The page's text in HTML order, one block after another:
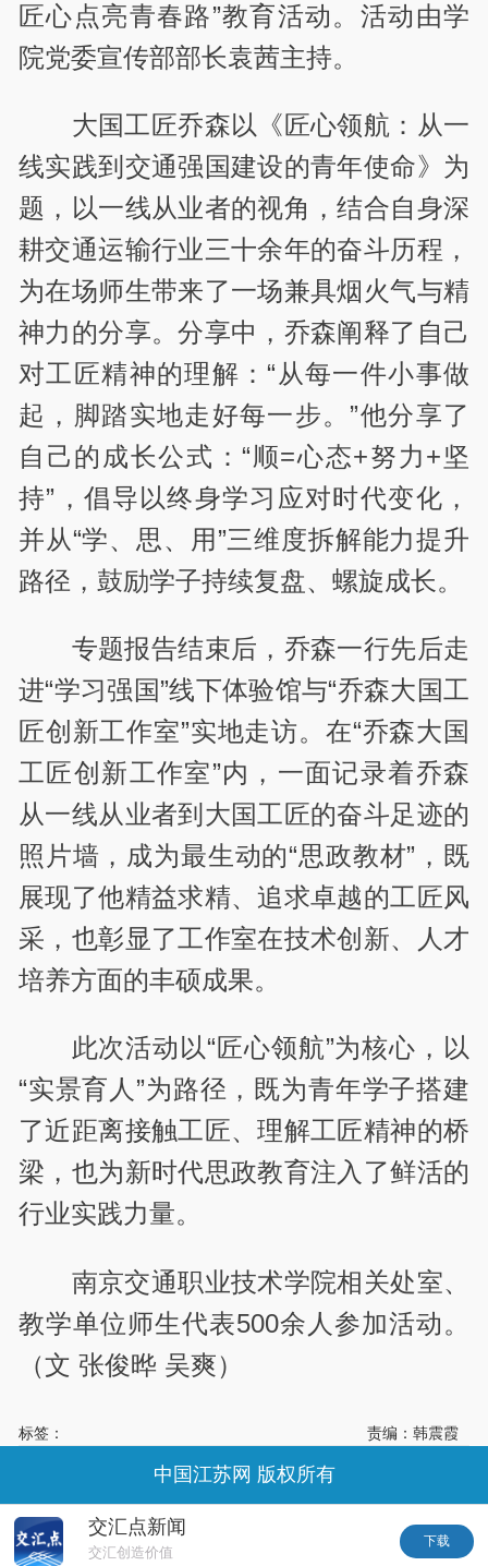
匠心点亮青春路”教育活动。活动由学
院党委宣传部部长袁茜主持。
大国工匠乔森以《匠心领航：从一
线实践到交通强国建设的青年使命》为
题，以一线从业者的视角，结合自身深
耕交通运输行业三十余年的奋斗历程，
为在场师生带来了一场兼具烟火气与精
神力的分享。分享中，乔森阐释了自己
对工匠精神的理解：“从每一件小事做
起，脚踏实地走好每一步。”他分享了
自己的成长公式：“顺=心态+努力+坚
持”，倡导以终身学习应对时代变化，
并从“学、思、用”三维度拆解能力提升
路径，鼓励学子持续复盘、螺旋成长。
专题报告结束后，乔森一行先后走
进“学习强国”线下体验馆与“乔森大国工
匠创新工作室”实地走访。在“乔森大国
工匠创新工作室”内，一面记录着乔森
从一线从业者到大国工匠的奋斗足迹的
照片墙，成为最生动的“思政教材”，既
展现了他精益求精、追求卓越的工匠风
采，也彰显了工作室在技术创新、人才
培养方面的丰硕成果。
此次活动以“匠心领航”为核心，以
“实景育人”为路径，既为青年学子搭建
了近距离接触工匠、理解工匠精神的桥
梁，也为新时代思政教育注入了鲜活的
行业实践力量。
南京交通职业技术学院相关处室、
教学单位师生代表500余人参加活动。
（文 张俊晔 吴爽）
标签： 责编：韩震霞
交汇点新闻
交汇创造价值
下载
中国江苏网 版权所有